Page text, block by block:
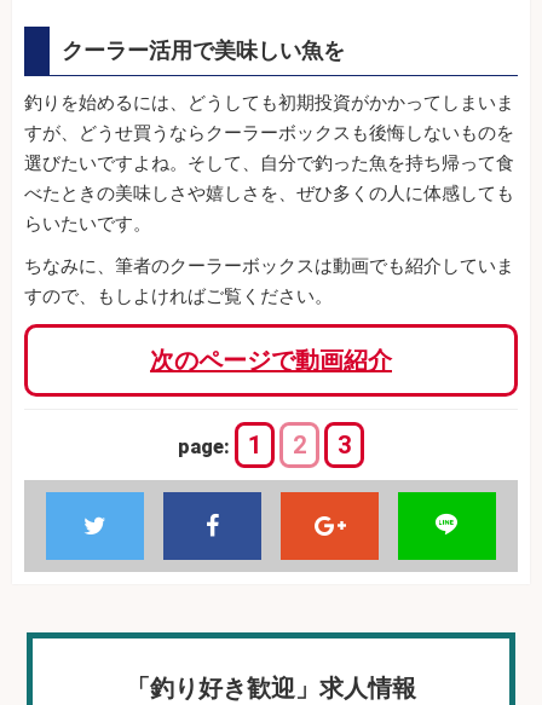
クーラー活用で美味しい魚を
釣りを始めるには、どうしても初期投資がかかってしまいま
すが、どうせ買うならクーラーボックスも後悔しないものを
選びたいですよね。そして、自分で釣った魚を持ち帰って食
べたときの美味しさや嬉しさを、ぜひ多くの人に体感しても
らいたいです。
ちなみに、筆者のクーラーボックスは動画でも紹介していま
すので、もしよければご覧ください。
次のページで動画紹介
page: 1 2 3
「釣り好き歓迎」求人情報